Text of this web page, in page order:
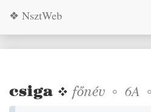
❖ NsztWeb
csiga ❖ főnév ◦ 6A ◦